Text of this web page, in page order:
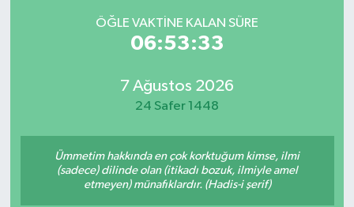
ÖĞLE VAKTINE KALAN SÜRE
06:53:33
7 Ağustos 2026
24 Safer 1448
Ümmetim hakkında en çok korktuğum kimse, ilmi
(sadece) dilinde olan (itikadı bozuk, ilmiyle amel
etmeyen) münafıklardır. (Hadis-i şerif)
BİLİM VE TEKNOLOJİ
Güncel
HABERDE İNSAN
Tüm Manşetler